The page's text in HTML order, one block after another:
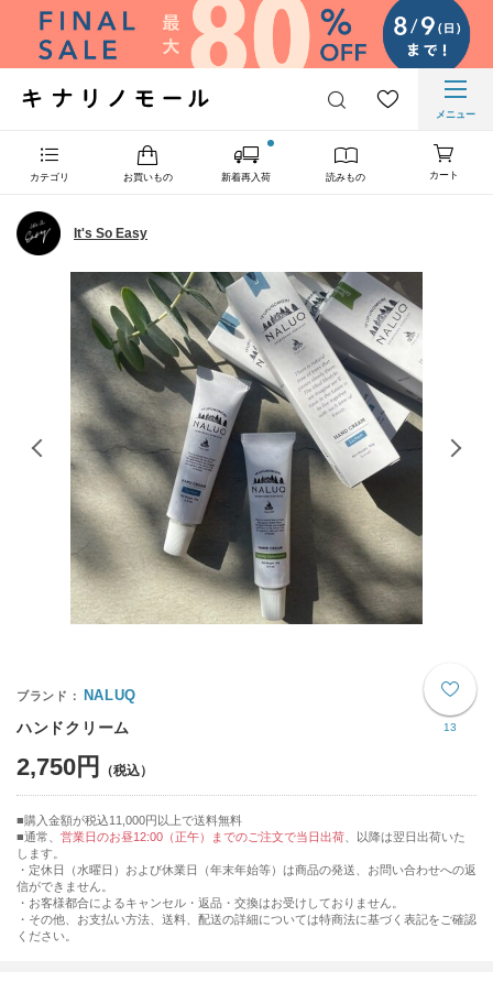
メニュー
カテゴリ お買いもの 新着再入荷 読みもの カート
It's So Easy
13
NALUQ
ハンドクリーム
2,750円
購入金額が税込11,000円以上で送料無料
通常、 営業日のお昼12:00（正午）までのご注文で当日出荷 、以降は翌日出荷いた
します。
・定休日（水曜日）および休業日（年末年始等）は商品の発送、お問い合わせへの返
信ができません。
・お客様都合によるキャンセル・返品・交換はお受けしておりません。
・その他、お支払い方法、送料、配送の詳細については特商法に基づく表記をご確認
ください。